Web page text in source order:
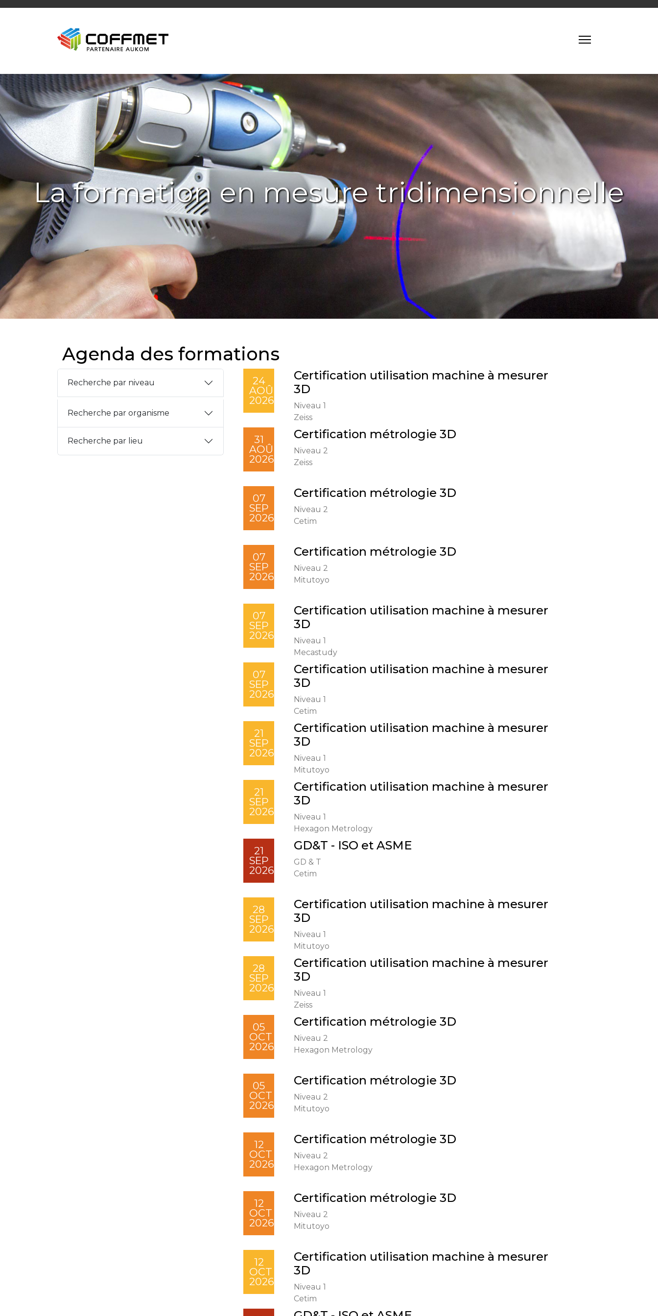
La formation en mesure tridimensionnelle
Agenda des formations
Recherche par niveau
Recherche par organisme
Recherche par lieu
24
AOÛ
2026
Certification utilisation machine à mesurer
3D
Niveau 1
Zeiss
31
AOÛ
2026
Certification métrologie 3D
Niveau 2
Zeiss
07
SEP
2026
Certification métrologie 3D
Niveau 2
Cetim
07
SEP
2026
Certification métrologie 3D
Niveau 2
Mitutoyo
07
SEP
2026
Certification utilisation machine à mesurer
3D
Niveau 1
Mecastudy
07
SEP
2026
Certification utilisation machine à mesurer
3D
Niveau 1
Cetim
21
SEP
2026
Certification utilisation machine à mesurer
3D
Niveau 1
Mitutoyo
21
SEP
2026
Certification utilisation machine à mesurer
3D
Niveau 1
Hexagon Metrology
21
SEP
2026
GD&T - ISO et ASME
GD & T
Cetim
28
SEP
2026
Certification utilisation machine à mesurer
3D
Niveau 1
Mitutoyo
28
SEP
2026
Certification utilisation machine à mesurer
3D
Niveau 1
Zeiss
05
OCT
2026
Certification métrologie 3D
Niveau 2
Hexagon Metrology
05
OCT
2026
Certification métrologie 3D
Niveau 2
Mitutoyo
12
OCT
2026
Certification métrologie 3D
Niveau 2
Hexagon Metrology
12
OCT
2026
Certification métrologie 3D
Niveau 2
Mitutoyo
12
OCT
2026
Certification utilisation machine à mesurer
3D
Niveau 1
Cetim